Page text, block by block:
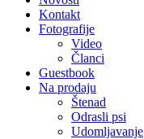
Kontakt
Fotografije
Video
Članci
Guestbook
Na prodaju
Štenad
Odrasli psi
Udomljavanje